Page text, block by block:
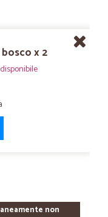
x 2
non